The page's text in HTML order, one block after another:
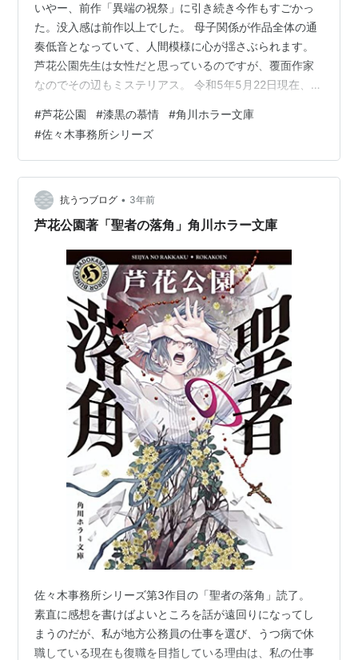
いやー、前作「異端の祝祭」に引き続き今作もすごかっ
た。没入感は前作以上でした。 母子関係が作品全体の通
奏低音となっていて、人間模様に心が揺さぶられます。
芦花公園先生は女性だと思っているのですが、覆面作家
なのでその辺もミステリアス。 令和5年5月22日現在、
4月5日 5版だったので、一時的な品切れなのかな？ 佐々
木事務所シリーズは多くの人に楽しんでもらいたいか
ら、角川ホラー文庫さん重版お願います。。 漆黒の慕情
佐々木事務所シリーズ (角川ホラー文庫) 作者:芦花公園
KADOKAWA Amazon
#芦花公園 #漆黒の慕情 #角川ホラー文庫
#佐々木事務所シリーズ
抗うつブログ • 3年前
芦花公園著「聖者の落角」角川ホラー文庫
佐々木事務所シリーズ第3作目の「聖者の落角」読了。
素直に感想を書けばよいところを話が遠回りになってし
まうのだが、私が地方公務員の仕事を選び、うつ病で休
職している現在も復職を目指している理由は、私の仕事